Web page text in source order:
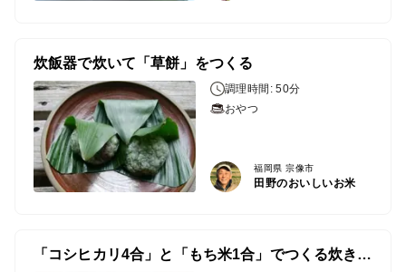
炊飯器で炊いて「草餅」をつくる
調理時間: 50分
おやつ
福岡県 宗像市
田野のおいしいお米
「コシヒカリ4合」と「もち米1合」でつくる炊き込みご飯